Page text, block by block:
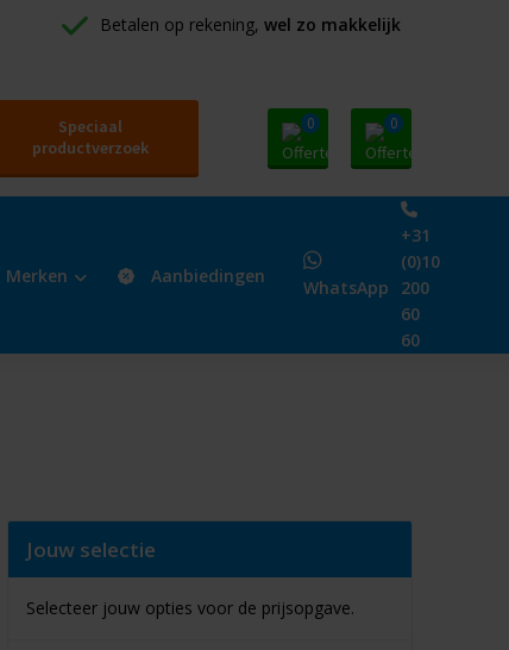
Betalen op rekening, wel zo makkelijk
Speciaal
productverzoek
0 0
Merken Aanbiedingen
WhatsApp
+31
(0)10
200
60
60
Jouw selectie
Selecteer jouw opties voor de prijsopgave.